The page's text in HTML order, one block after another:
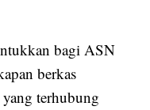
bagi ASN
berkas
terhubung